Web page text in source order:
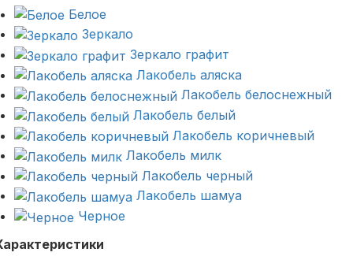
Белое
Зеркало
Зеркало графит
Лакобель аляска
Лакобель белоснежный
Лакобель белый
Лакобель коричневый
Лакобель милк
Лакобель черный
Лакобель шамуа
Черное